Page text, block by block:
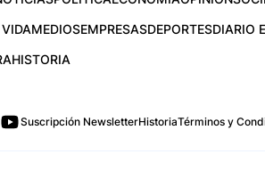
MEDIOSEMPRESASDEPORTESDIARIO
HISTORIA
Suscripción NewsletterHistoriaTérminos y